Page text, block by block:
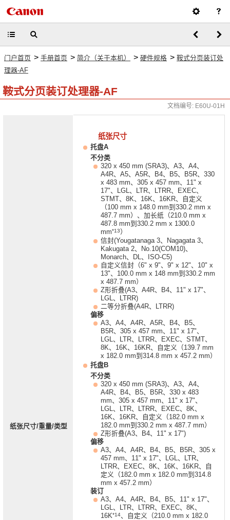
门户首页 > 手册首页 > 简介（关于本机） > 硬件规格 > 鞍式分页装订处
理器-AF
鞍式分页装订处理器-AF
文档编号: E60U-01H
纸张尺寸/重量/类型
纸张尺寸
托盘A
不分类
320 x 450 mm (SRA3)、A3、A4、
A4R、A5、A5R、B4、B5、B5R、330
x 483 mm、305 x 457 mm、11" x
17"、LGL、LTR、LTRR、EXEC、
STMT、8K、16K、16KR、自定义
（100 mm x 148.0 mm到330.2 mm x
487.7 mm）、加长纸（210.0 mm x
487.8 mm到330.2 mm x 1300.0
mm*13）
信封(Yougatanaga 3、Nagagata 3、
Kakugata 2、No.10(COM10)、
Monarch、DL、ISO-C5)
自定义信封（6" x 9"、9" x 12"、10" x
13"、100.0 mm x 148 mm到330.2 mm
x 487.7 mm）
Z形折叠(A3、A4R、B4、11" x 17"、
LGL、LTRR)
二等分折叠(A4R、LTRR)
偏移
A3、A4、A4R、A5R、B4、B5、
B5R、305 x 457 mm、11" x 17"、
LGL、LTR、LTRR、EXEC、STMT、
8K、16K、16KR、自定义（139.7 mm
x 182.0 mm到314.8 mm x 457.2 mm）
托盘B
不分类
320 x 450 mm (SRA3)、A3、A4、
A4R、B4、B5、B5R、330 x 483
mm、305 x 457 mm、11" x 17"、
LGL、LTR、LTRR、EXEC、8K、
16K、16KR、自定义（182.0 mm x
182.0 mm到330.2 mm x 487.7 mm）
Z形折叠(A3、B4、11" x 17")
偏移
A3、A4、A4R、B4、B5、B5R、305 x
457 mm、11" x 17"、LGL、LTR、
LTRR、EXEC、8K、16K、16KR、自
定义（182.0 mm x 182.0 mm到314.8
mm x 457.2 mm）
装订
A3、A4、A4R、B4、B5、11" x 17"、
LGL、LTR、LTRR、EXEC、8K、
16K*14、自定义（210.0 mm x 182.0